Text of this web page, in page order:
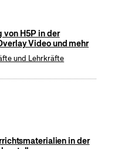
von H5P in der
Video und mehr
und Lehrkräfte
in der